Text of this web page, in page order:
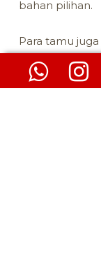
bahan pilihan.
Para tamu
berbagai
seperti :